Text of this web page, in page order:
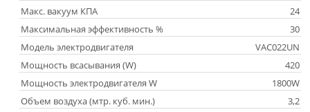
Макс. вакуум КПА
24
Максимальная эффективность %
30
Модель электродвигателя
VAC022UN
Мощность всасывания (W)
420
Мощность электродвигателя W
1800W
Объем воздуха (мтр. куб. мин.)
3,2